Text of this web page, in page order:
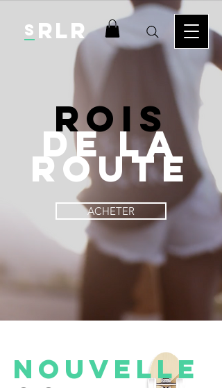
S RLR
ROIS
DE LA
ROUTE
ACHETER
NOUVELLE